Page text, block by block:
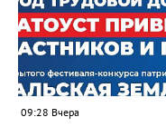
Настенко. В следующий
Госжилинспекции,
оперативно делиться
заинтересованными – от
потребителей.
09:28 Вчера